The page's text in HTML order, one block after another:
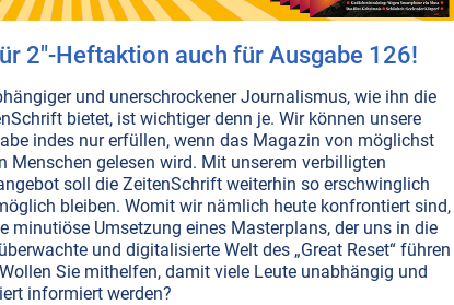
der chronischen Krankheiten in einigen Ländern
wagte den Ernährungsselbstversuch und zieht
S.56 KINDER • JUGEND LEBENSHILFE
GEIST
NATUR
NATURGEISTER GESUNDHEIT
LANDWIRTSCHAFT
TIERE
aus dem Naturreich
konnten viele Menschen die Geister der Natur
uns dies wie ein Märchen. Dabei können
2"-Heftaktion auch für Ausgabe 126!
und unerschrockener Journalismus, wie ihn die
bietet, ist wichtiger denn je. Wir können unsere
indes nur erfüllen, wenn das Magazin von möglichst
Menschen gelesen wird. Mit unserem verbilligten
soll die ZeitenSchrift weiterhin so erschwinglich
bleiben. Womit wir nämlich heute konfrontiert sind,
minutiöse Umsetzung eines Masterplans, der uns in die
und digitalisierte Welt des „Great Reset“ führen
Sie mithelfen, damit viele Leute unabhängig und
informiert werden?